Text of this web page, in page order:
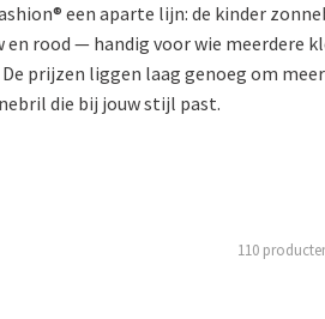
een aparte lijn: de kinder
rood — handig voor wie meerdere
prijzen liggen laag genoeg om
die bij jouw stijl past.
110